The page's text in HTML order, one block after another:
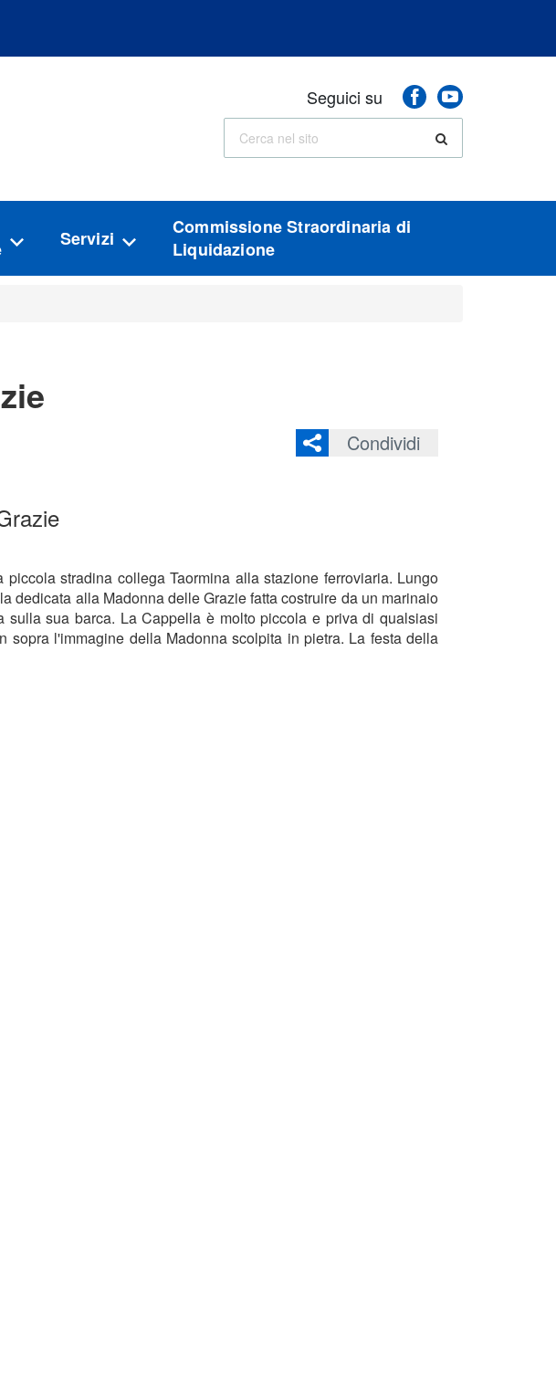
social
Seguici su FacebookYoutube
Cerca
nel
Servizi
Commissione Straordinaria di
Liquidazione
Condividi
stradina collega Taormina alla stazione ferroviaria. Lungo
dedicata alla Madonna delle Grazie fatta costruire da un marinaio
sulla sua barca. La Cappella è molto piccola e priva di qualsiasi
sopra l'immagine della Madonna scolpita in pietra. La festa della